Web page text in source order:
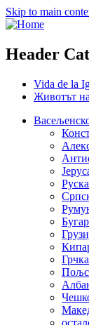
Skip to main
Header
Vida de la
Животът